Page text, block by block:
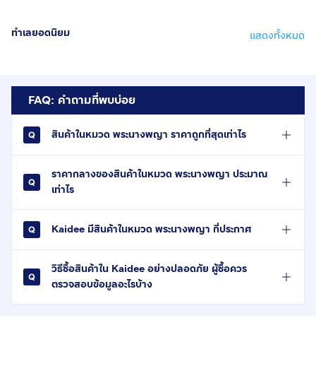
ทำเลยอดนิยม แสดงทั้งหมด
FAQ: คำถามที่พบบ่อย
สินค้าในหมวด พระนางพญา ราคาถูกที่สุดเท่าไร
ราคากลางของสินค้าในหมวด พระนางพญา ประมาณ
เท่าไร
Kaidee มีสินค้าในหมวด พระนางพญา กี่ประกาศ
วิธีซื้อสินค้าใน Kaidee อย่างปลอดภัย ผู้ซื้อควร
ตรวจสอบข้อมูลอะไรบ้าง